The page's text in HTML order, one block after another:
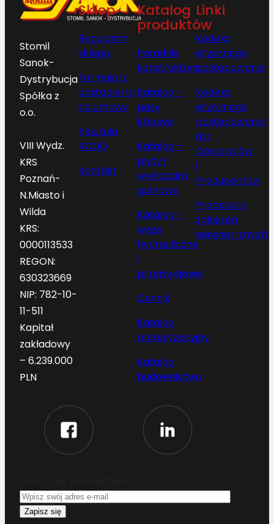
Stomil
Sanok-
Dystrybucja
Spółka z
o.o.
VIII Wydz.
KRS
Poznań-
N.Miasto i
Wilda
KRS:
0000113533
REGON:
630323669
NIP: 782-10-
11-511
Kapitał
zakładowy
– 6.239.000
PLN
Sklep
Regulamin
sklepu
Formularz
odstąpienia
od umowy
Klauzula
RODO
Kontakt
Katalog
produktów
Poradnik
konstruktora
Katalog –
pasy
klinowe
Katalog –
płyty i
wykładziny
gumowe
Katalog –
węże
hydrauliczne
i
przemysłowe
Cennik
Katalog
motoryzacyjny
Katalog
budownictwo
Linki
Kodeks
etycznego
postępowania
Kodeks
etycznego
postępowania
dla
Dostawców
i
Producentów
Procedura
zgłoszeń
wewnętrznych